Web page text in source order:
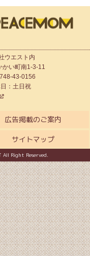
ウエスト内
かい町南1-3-11
43-0156
：土日祝
広告掲載のご案内
サイトマップ
All Right Reserved.